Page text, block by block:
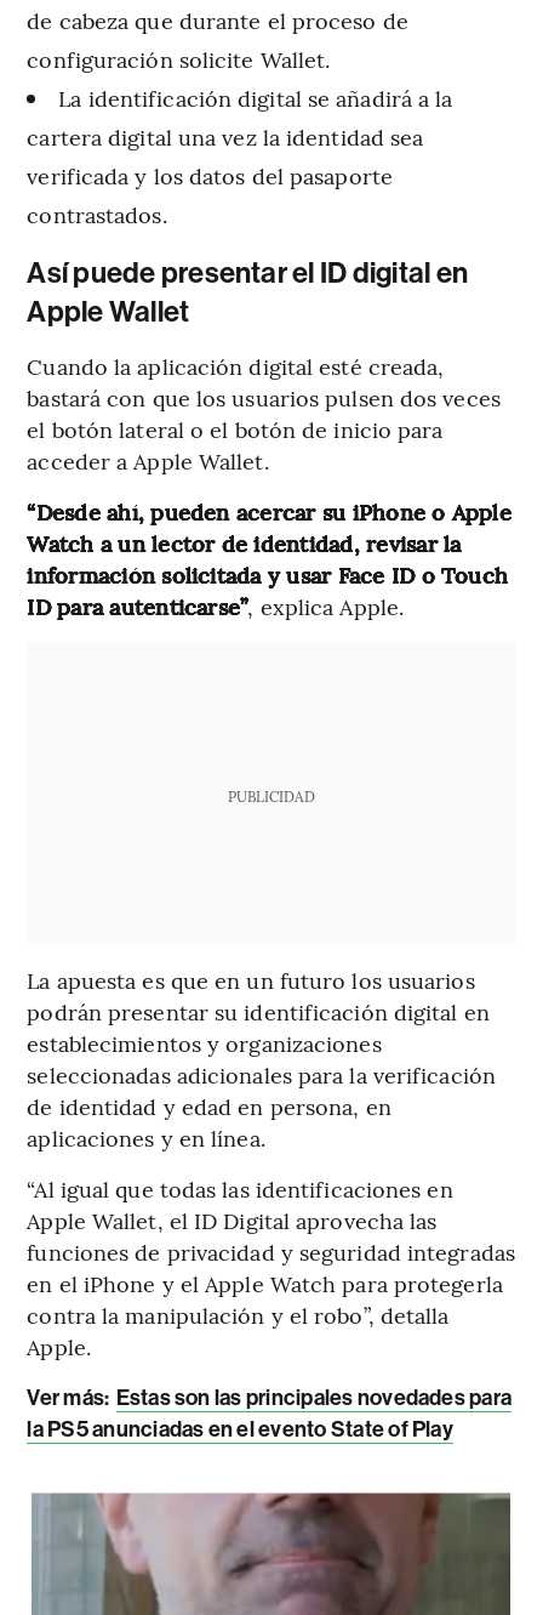
de cabeza que durante el proceso de
configuración solicite Wallet.
La identificación digital se añadirá a la
cartera digital una vez la identidad sea
verificada y los datos del pasaporte
contrastados.
Así puede presentar el ID digital en
Apple Wallet
Cuando la aplicación digital esté creada,
bastará con que los usuarios pulsen dos veces
el botón lateral o el botón de inicio para
acceder a Apple Wallet.
“Desde ahí, pueden acercar su iPhone o Apple
Watch a un lector de identidad, revisar la
información solicitada y usar Face ID o Touch
ID para autenticarse”, explica Apple.
PUBLICIDAD
La apuesta es que en un futuro los usuarios
podrán presentar su identificación digital en
establecimientos y organizaciones
seleccionadas adicionales para la verificación
de identidad y edad en persona, en
aplicaciones y en línea.
“Al igual que todas las identificaciones en
Apple Wallet, el ID Digital aprovecha las
funciones de privacidad y seguridad integradas
en el iPhone y el Apple Watch para protegerla
contra la manipulación y el robo”, detalla
Apple.
Ver más: Estas son las principales novedades para
la PS5 anunciadas en el evento State of Play